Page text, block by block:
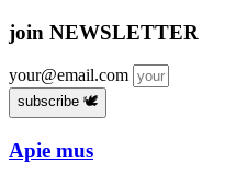
join NEWSLETTER
your@email.com
subscribe 🕊️
Apie mus